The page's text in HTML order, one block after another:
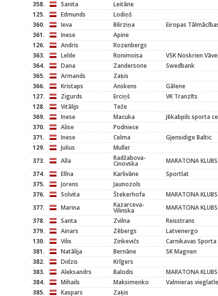
358.
Sanita
Leitāne
125.
Edmunds
Lodiņš
360.
Ieva Bērziņa
Eiropas
361.
Inese
Apine
126.
Andris
Rozenbergs
363.
Lelde Ronimoisa
VSK Noskrien
364.
Dana Zandersone
Swedbank
365.
Armands
Zaķis
366.
Kristaps Anskens
Gālene
127.
Zigurds Erciņš
VK Tranzīts
128.
Vitālijs
Teže
369.
Inese Macuka
Jēkabpils sporta
370.
Alise
Podniece
371.
Inese Celma
Gjensidige Baltic
129.
Julius
Muller
373.
Alla Radžabova-
Cinovska
MARATONA KLUBS
374.
Elīna Karlivāne
Sportlat
375.
Jorens
Jaunozols
376.
Solvita Štekerhofa
MARATONA KLUBS
377.
Marina Kazarceva-
Vilinska
MARATONA KLUBS
378.
Santa Zvilna
Reisstrans
379.
Ainars Zēbergs
Latvenergo
130.
Vilis Zinkevičs
Carnikavas
381.
Natālija Bernāne
SK Magnen
382.
Didzis
Krīgers
383.
Aleksandrs Balodis
MARATONA KLUBS
384.
Mihails Maksimenko
Valmieras
385.
Kaspars
Zaķis